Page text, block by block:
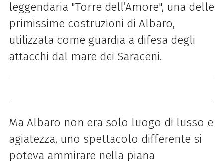
leggendaria "Torre dell’Amore", una delle
primissime costruzioni di Albaro,
utilizzata come guardia a difesa degli
attacchi dal mare dei Saraceni.
Ma Albaro non era solo luogo di lusso e
agiatezza, uno spettacolo differente si
poteva ammirare nella piana